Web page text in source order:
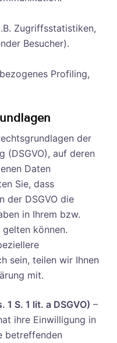
Zugriffsstatistiken,
Besucher).
Profiling,
der
(DSGVO), auf deren
Daten
Sie, dass
der DSGVO die
in Ihrem bzw.
können.
sein, teilen wir Ihnen
mit.
S. 1 lit. a DSGVO) –
ihre Einwilligung in
betreffenden